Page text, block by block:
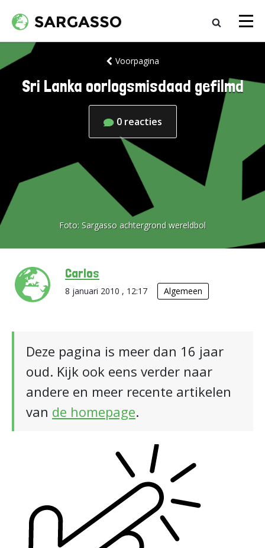
Voorpagina
Sri Lanka oorlogsmisdaad gefilmd
0 reacties
Foto: Sargasso achtergrond wereldbol
Carlos
8 januari 2010 , 12:17 Algemeen
Deze pagina is meer dan 16 jaar
oud. Kijk ook eens verder naar
andere en meer recente artikelen
van de homepage.